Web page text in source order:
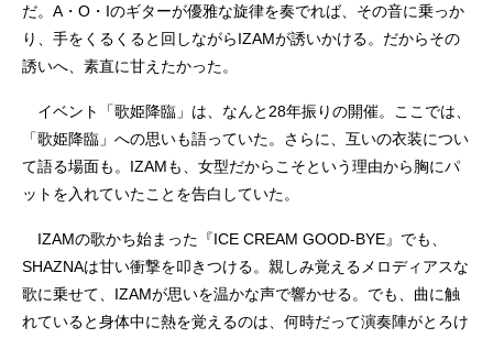
だ。A・O・Iのギターが優雅な旋律を奏でれば、その音に乗っか
り、手をくるくると回しながらIZAMが誘いかける。だからその
誘いへ、素直に甘えたかった。
イベント「歌姫降臨」は、なんと28年振りの開催。ここでは、
「歌姫降臨」への思いも語っていた。さらに、互いの衣装につい
て語る場面も。IZAMも、女型だからこそという理由から胸にパ
ットを入れていたことを告白していた。
IZAMの歌かち始まった『ICE CREAM GOOD-BYE』でも、
SHAZNAは甘い衝撃を叩きつける。親しみ覚えるメロディアスな
歌に乗せて、IZAMが思いを温かな声で響かせる。でも、曲に触
れていると身体中に熱を覚えるのは、何時だって演奏陣がとろけ